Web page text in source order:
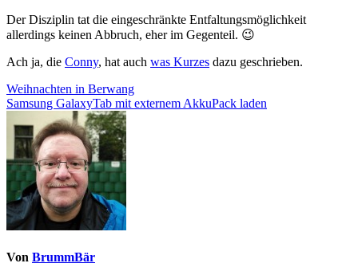
Der Disziplin tat die eingeschränkte Entfaltungsmöglichkeit
allerdings keinen Abbruch, eher im Gegenteil. 😉
Ach ja, die Conny, hat auch was Kurzes dazu geschrieben.
Beitragsnavigation
Weihnachten in Berwang
Samsung GalaxyTab mit externem AkkuPack laden
Von BrummBär